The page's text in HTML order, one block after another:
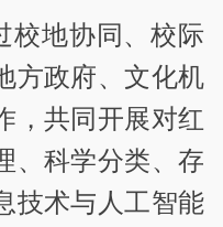
校地协同、校际
方政府、文化机
，共同开展对红
、科学分类、存
技术与人工智能